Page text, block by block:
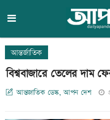
আন্তর্জাতিক
বিশ্ববাজারে তেলের দাম
আন্তজাতিক ডেস্ক, আপন দেশ